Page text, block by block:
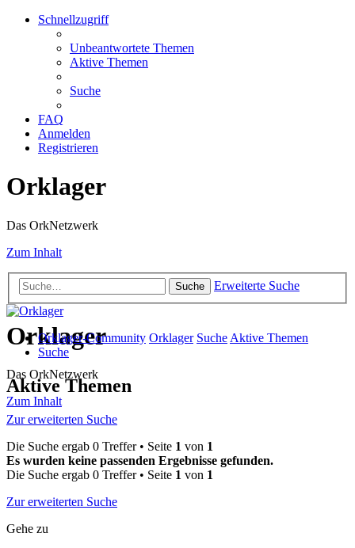
Schnellzugriff
Unbeantwortete Themen
Aktive Themen
Suche
FAQ
Anmelden
Registrieren
Orklager
Das OrkNetzwerk
Zum Inhalt
Suche Erweiterte Suche
Orklager
Das OrkNetzwerk
Zum Inhalt
Orklager-Community Orklager SucheAktive Themen
Suche
Aktive Themen
Zur erweiterten Suche
Die Suche ergab 0 Treffer • Seite 1 von 1
Es wurden keine passenden Ergebnisse gefunden.
Die Suche ergab 0 Treffer • Seite 1 von 1
Zur erweiterten Suche
Gehe zu